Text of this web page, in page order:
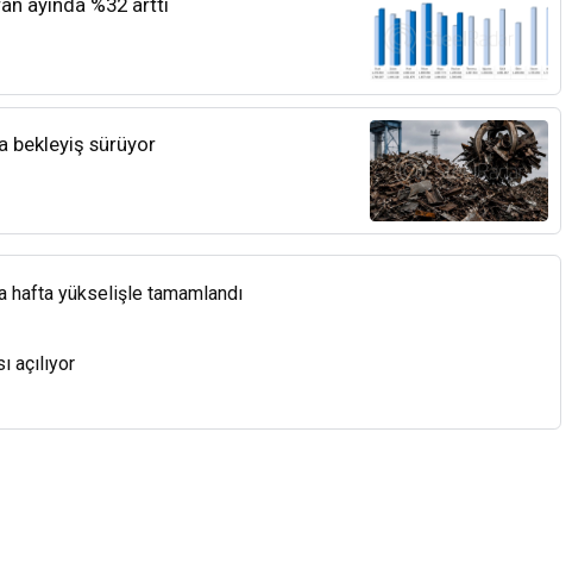
ayında %32 arttı
bekleyiş sürüyor
hafta yükselişle tamamlandı
açılıyor